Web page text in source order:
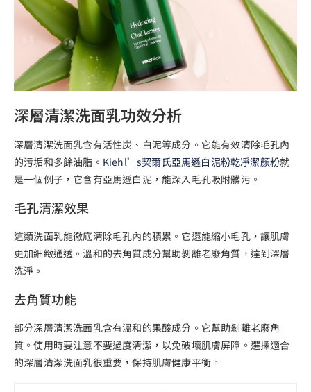
深層清潔洗面乳功效分析
深層清潔洗面乳含有活性炭、白泥等成分。它能有效清除毛孔內
的污垢和多餘油脂。 Kiehl’s契爾氏亞馬遜白泥粉乾凈潔顏粉就
是一個例子，它含有亞馬遜白泥，能深入毛孔吸附髒污。
毛孔清潔效果
這類洗面乳能徹底清除毛孔內的積累。它還能縮小毛孔，讓肌膚
更加細緻通透。溫和的去角質成分幫助剝離老廢角質，達到深層
洗淨。
去角質功能
部分深層清潔洗面乳含有溫和的果酸成分。它幫助剝離老廢角
質。使用時要注意不要過度清潔，以免破壞肌膚屏障。選擇適合
的深層清潔洗面乳很重要，保持肌膚健康平衡。